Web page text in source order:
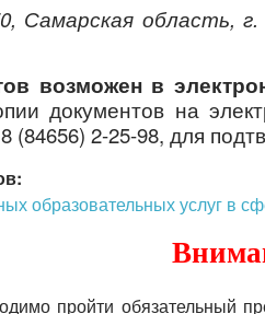
Самарская область,
возможен в
документов на
(84656) 2-25-98, для
образовательных услуг в
пройти обязательный